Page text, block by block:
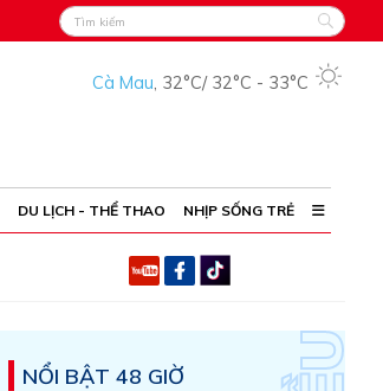
Cà Mau, 32°C/ 32°C - 33°C
DU LỊCH - THỂ THAO NHỊP SỐNG TRẺ
NỔI BẬT 48 GIỜ